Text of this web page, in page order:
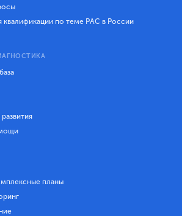
по теме РАС в России
планы